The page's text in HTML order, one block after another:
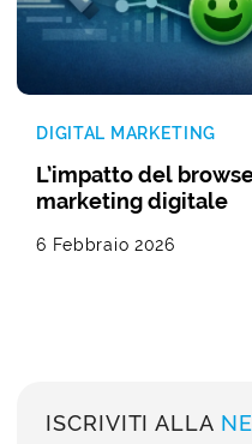
DIGITAL MARKETING
L’impatto del
marketing digitale
6 Febbraio 2026
ISCRIVITI ALLA